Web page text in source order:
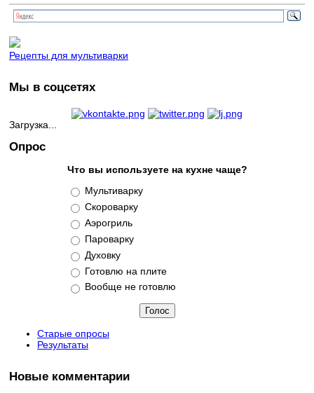
Рецепты для мультиварки
Мы в соцсетях
Загрузка...
Опрос
Что вы используете на кухне чаще?
Варианты
Мультиварку
Скороварку
Аэрогриль
Пароварку
Духовку
Готовлю на плите
Вообще не готовлю
Старые опросы
Результаты
Новые комментарии